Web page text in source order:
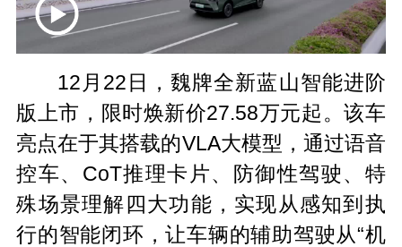
12月22日，魏牌全新蓝山智能进阶
版上市，限时焕新价27.58万元起。该车
亮点在于其搭载的VLA大模型，通过语音
控车、CoT推理卡片、防御性驾驶、特
殊场景理解四大功能，实现从感知到执
行的智能闭环，让车辆的辅助驾驶从“机